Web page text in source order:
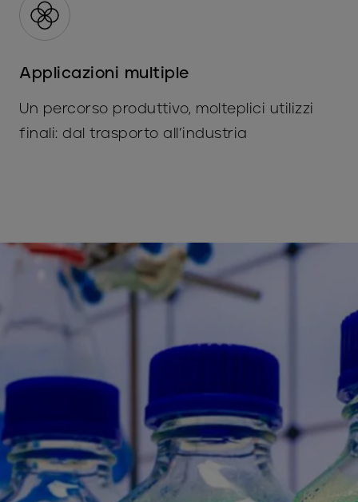
Applicazioni multiple
Un percorso produttivo, molteplici utilizzi
finali: dal trasporto all’industria